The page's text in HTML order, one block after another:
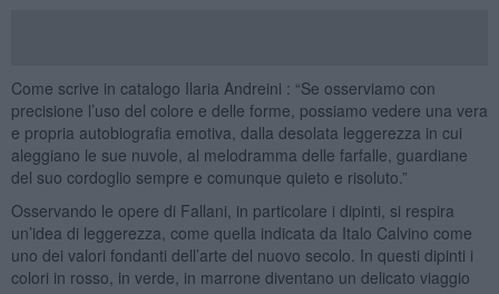
Come scrive in catalogo Ilaria Andreini : “Se osserviamo con
precisione l’uso del colore e delle forme, possiamo vedere una vera
e propria autobiografia emotiva, dalla desolata leggerezza in cui
aleggiano le sue nuvole, al melodramma delle farfalle, guardiane
del suo cordoglio sempre e comunque quieto e risoluto.”
Osservando le opere di Fallani, in particolare i dipinti, si respira
un’idea di leggerezza, come quella indicata da Italo Calvino come
uno dei valori fondanti dell’arte del nuovo secolo. In questi dipinti i
colori in rosso, in verde, in marrone diventano un delicato viaggio